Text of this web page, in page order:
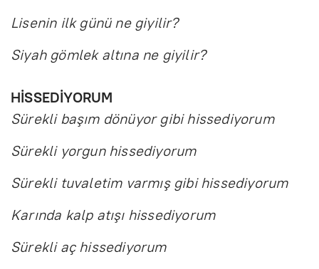
Lisenin ilk günü ne giyilir?
Siyah gömlek altına ne giyilir?
HİSSEDİYORUM
Sürekli başım dönüyor gibi hissediyorum
Sürekli yorgun hissediyorum
Sürekli tuvaletim varmış gibi hissediyorum
Karında kalp atışı hissediyorum
Sürekli aç hissediyorum